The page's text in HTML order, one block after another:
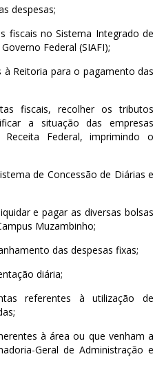
despesas;
fiscais no Sistema Integrado de
Federal (SIAFI);
Reitoria para o pagamento das
fiscais, recolher os tributos
a situação das empresas
Federal, imprimindo o
de Concessão de Diárias e
e pagar as diversas bolsas
Muzambinho;
das despesas fixas;
diária;
referentes à utilização de
à área ou que venham a
Geral de Administração e